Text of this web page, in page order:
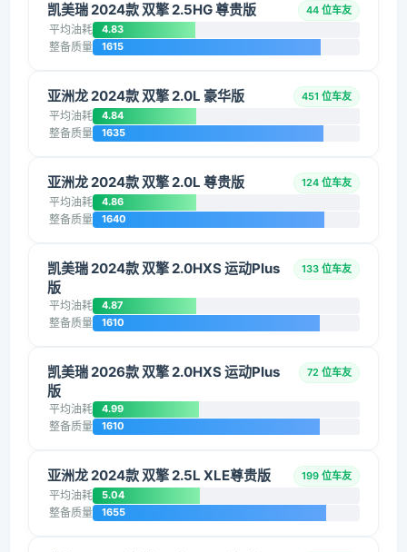
凯美瑞 2024款 双擎 2.5HG 尊贵版 44 位车友
平均油耗 4.83
整备质量 1615
亚洲龙 2024款 双擎 2.0L 豪华版 451 位车友
平均油耗 4.84
整备质量 1635
亚洲龙 2024款 双擎 2.0L 尊贵版 124 位车友
平均油耗 4.86
整备质量 1640
凯美瑞 2024款 双擎 2.0HXS 运动Plus
版
133 位车友
平均油耗 4.87
整备质量 1610
凯美瑞 2026款 双擎 2.0HXS 运动Plus
版
72 位车友
平均油耗 4.99
整备质量 1610
亚洲龙 2024款 双擎 2.5L XLE尊贵版 199 位车友
平均油耗 5.04
整备质量 1655